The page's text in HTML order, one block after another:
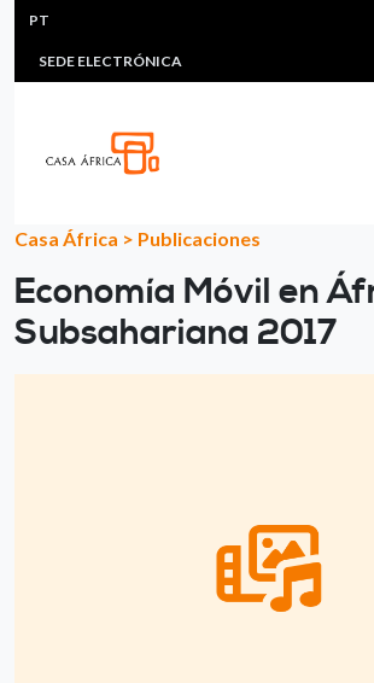
Passar para o conteúdo principal
HEADER MENU
MULTIMEDIA
SEDE ELECTRÓNICA
PT
Casa África > Publicaciones
Economía Móvil en
Subsahariana 2017